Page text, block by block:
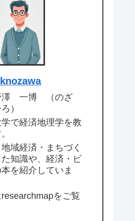
knozawa
澤 一博 （のざ
）
で経済地理学を教
域経済・まちづく
た知識や、経済・ビ
を紹介していま
をご覧